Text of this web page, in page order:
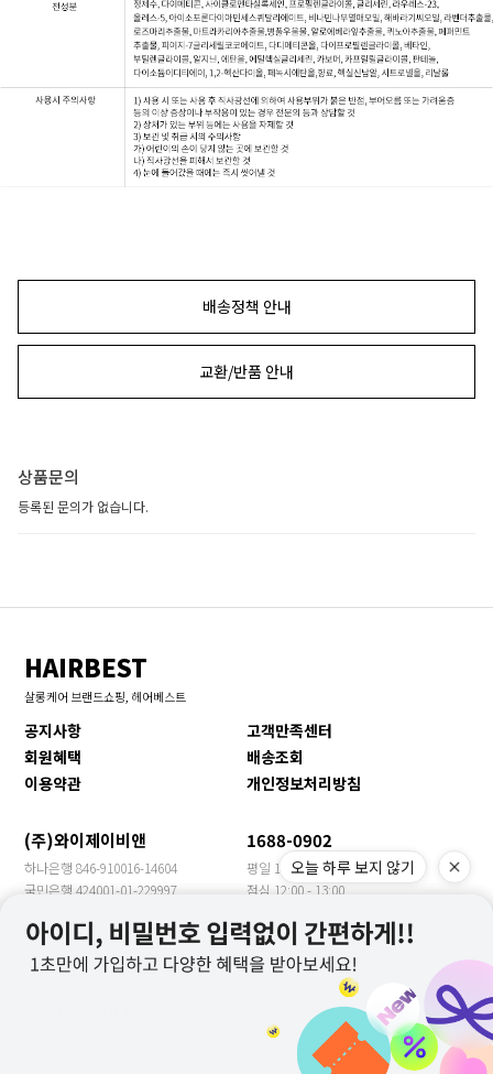
배송정책 안내
교환/반품 안내
상품문의
등록된 문의가 없습니다.
HAIRBEST
살롱케어 브랜드쇼핑, 헤어베스트
공지사항
고객만족센터
회원혜택
배송조회
이용약관
개인정보처리방침
(주)와이제이비앤 1688-0902
하나은행 846-910016-14604
국민은행 424001-01-229997
농협은행 355-0018-3149-63
우리은행 1005-901-399957
평일 10:00 - 17:00
점심 12:00 - 13:00
수출문의 YJBN MEET
COMPANY : 주식회사 와이제이비앤 CEO : 장은주
ADDRESS : 경기도 광주시 봉골길81번길 13(문형동)
오늘 하루 보지 않기